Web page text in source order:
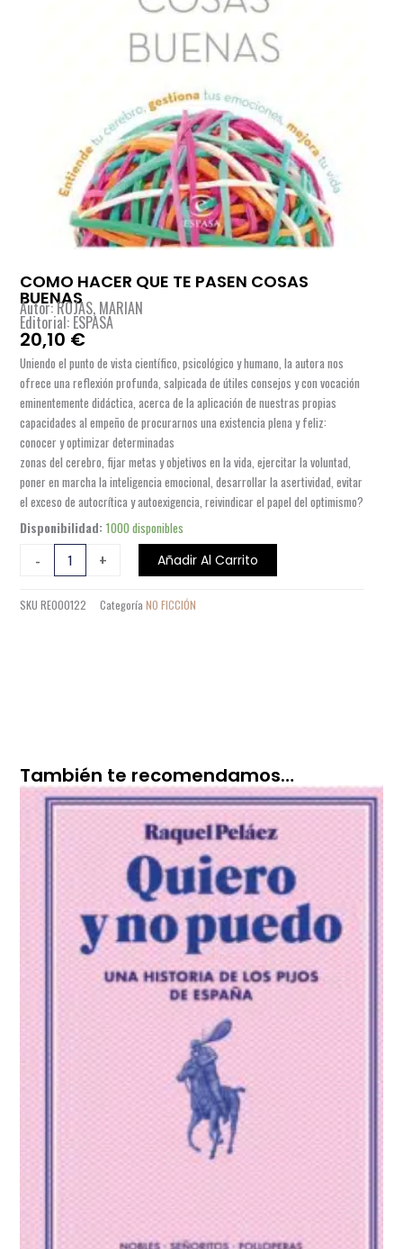
COMO HACER QUE TE PASEN COSAS
BUENAS
Autor: ROJAS, MARIAN
Editorial: ESPASA
20,10 €
Uniendo el punto de vista científico, psicológico y humano, la autora nos
ofrece una reflexión profunda, salpicada de útiles consejos y con vocación
eminentemente didáctica, acerca de la aplicación de nuestras propias
capacidades al empeño de procurarnos una existencia plena y feliz:
conocer y optimizar determinadas
zonas del cerebro, fijar metas y objetivos en la vida, ejercitar la voluntad,
poner en marcha la inteligencia emocional, desarrollar la asertividad, evitar
el exceso de autocrítica y autoexigencia, reivindicar el papel del optimismo?
Disponibilidad:1000 disponibles
-
COMO
QUE
PASEN
+ Añadir Al Carrito
SKURE000122 Categoría NO FICCIÓN
También te recomendamos…